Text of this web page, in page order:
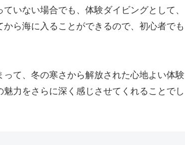
いない場合でも、体験ダイビングとして、
ら海に入ることができるので、初心者でも
て、冬の寒さから解放された心地よい体験
力をさらに深く感じさせてくれることでし